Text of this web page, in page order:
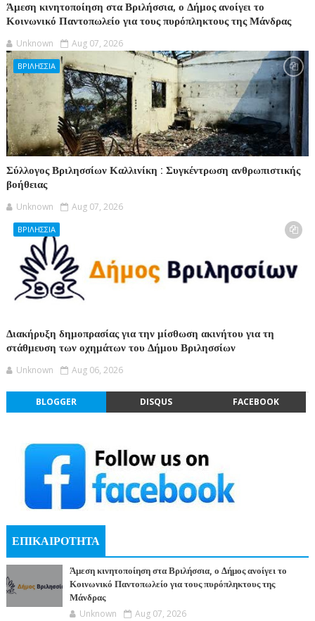
Άμεση κινητοποίηση στα Βριλήσσια, ο Δήμος ανοίγει το
Κοινωνικό Παντοπωλείο για τους πυρόπληκτους της Μάνδρας
Unknown Aug 07, 2026
ΒΡΙΛΗΣΣΙΑ
Σύλλογος Βριλησσίων Καλλινίκη : Συγκέντρωση ανθρωπιστικής
βοήθειας
Unknown Aug 07, 2026
ΒΡΙΛΗΣΣΙΑ
Διακήρυξη δημοπρασίας για την μίσθωση ακινήτου για τη
στάθμευση των οχημάτων του Δήμου Βριλησσίων
Unknown Aug 06, 2026
BLOGGER DISQUS FACEBOOK
ΕΠΙΚΑΙΡΟΤΗΤΑ
Άμεση κινητοποίηση στα Βριλήσσια, ο Δήμος ανοίγει το
Κοινωνικό Παντοπωλείο για τους πυρόπληκτους της
Μάνδρας
Unknown Aug 07, 2026